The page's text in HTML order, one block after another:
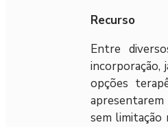
Recurso
Entre
incorporação,
opções
sem limitação